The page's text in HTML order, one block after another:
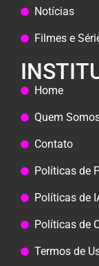
Notícias
Filmes e
Home
Quem
Contato
Políticas de
Políticas de
Políticas de
Termos de